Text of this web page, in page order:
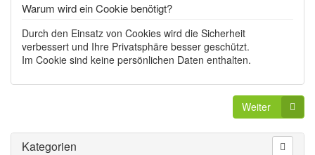
Warum wird ein Cookie benötigt?
Durch den Einsatz von Cookies wird die Sicherheit
verbessert und Ihre Privatsphäre besser geschützt.
Im Cookie sind keine persönlichen Daten enthalten.
Weiter
Kategorien